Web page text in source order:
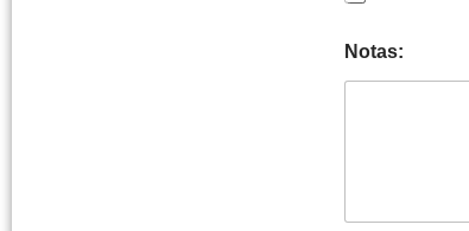
Notas: